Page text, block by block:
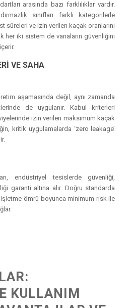
arasında bazı farklılıklar vardır.
sınıfları farklı kategorilerle
süreleri ve izin verilen kaçak oranlarını
her iki sistem de vanaların güvenliğini
VE SAHA
aşamasında değil, aynı zamanda
de uygulanır. Kabul kriterleri
izin verilen maksimum kaçak
kritik uygulamalarda ‘zero leakage’
endüstriyel tesislerde güvenliği,
garanti altına alır. Doğru standarda
ömrü boyunca minimum risk ile
KULLANIM